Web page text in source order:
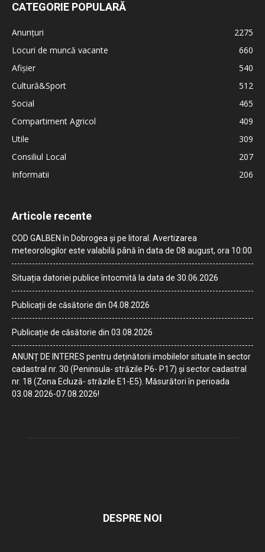
CATEGORIE POPULARĂ
Anunțuri
2275
Locuri de muncă vacante
660
Afișier
540
Cultură&Sport
512
Social
465
Compartiment Agricol
409
Utile
309
Consiliul Local
207
Informatii
206
Articole recente
COD GALBEN în Dobrogea și pe litoral. Avertizarea
meteorologilor este valabilă până în data de 08 august, ora 10:00
Situația datoriei publice întocmită la data de 30.06.2026
Publicații de căsătorie din 04.08.2026
Publicație de căsătorie din 03.08.2026
ANUNȚ DE INTERES pentru deținătorii imobilelor situate în sector
cadastral nr. 30 (Peninsula- străzile P6- P17) și sector cadastral
nr. 18 (Zona Ecluză- străzile E1-E5). Măsurători în perioada
03.08.2026-07.08.2026!
DESPRE NOI